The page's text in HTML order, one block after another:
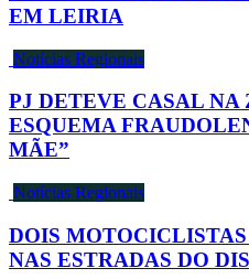
EM LEIRIA
Notícias Regionais
PJ DETEVE CASAL
ESQUEMA
MÃE”
Notícias Regionais
DOIS
NAS ESTRADAS DO